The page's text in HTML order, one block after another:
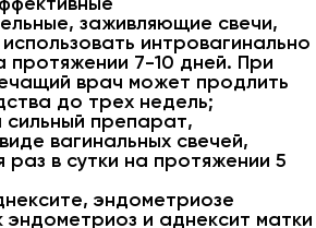
заживляющие свечи,
интровагинально
протяжении 7-10 дней. При
врач может продлить
до трех недель;
препарат,
вагинальных свечей,
раз в сутки на протяжении 5
эндометриозе
эндометриоз и аднексит матки